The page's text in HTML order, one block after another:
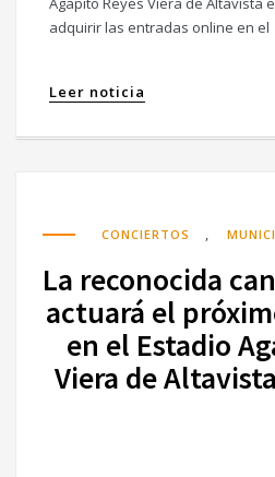
adquirir las entradas online en el
Leer noticia
CONCIERTOS ,
La reconocida
actuará el
en el Estadio
Viera de